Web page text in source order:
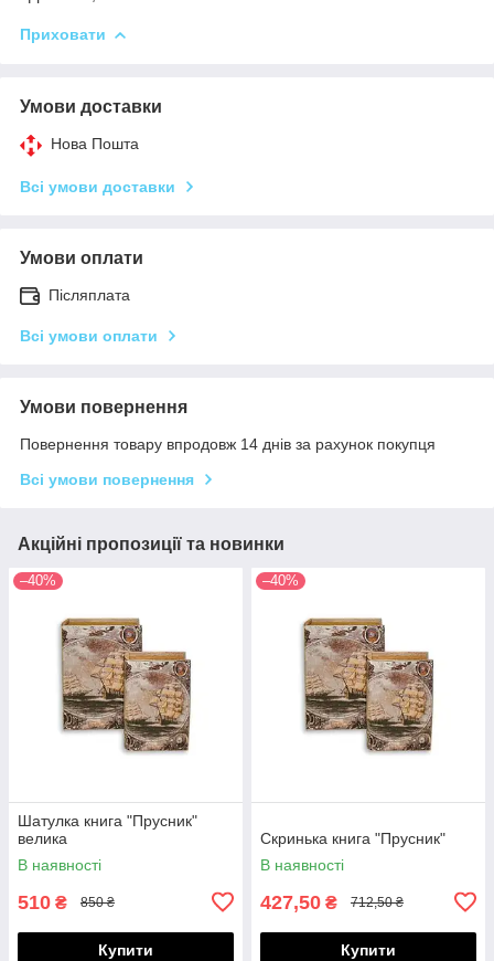
Приховати
Умови доставки
Нова Пошта
Всі умови доставки
Умови оплати
Післяплата
Всі умови оплати
Умови повернення
Повернення товару впродовж 14 днів за рахунок покупця
Всі умови повернення
Акційні пропозиції та новинки
–40%
Шатулка книга "Прусник"
велика
В наявності
510 ₴ 850 ₴
Купити
–40%
Скринька книга "Прусник"
В наявності
427,50 ₴ 712,50 ₴
Купити